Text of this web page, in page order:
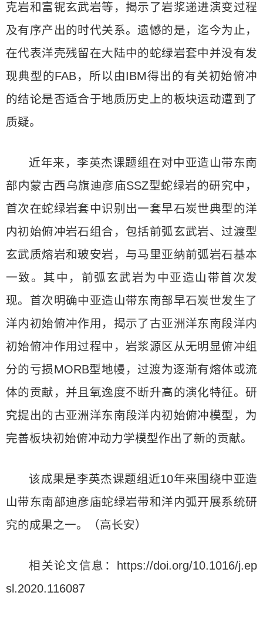
克岩和富铌玄武岩等，揭示了岩浆递进演变过程
及有序产出的时代关系。遗憾的是，迄今为止，
在代表洋壳残留在大陆中的蛇绿岩套中并没有发
现典型的FAB，所以由IBM得出的有关初始俯冲
的结论是否适合于地质历史上的板块运动遭到了
质疑。
近年来，李英杰课题组在对中亚造山带东南
部内蒙古西乌旗迪彦庙SSZ型蛇绿岩的研究中，
首次在蛇绿岩套中识别出一套早石炭世典型的洋
内初始俯冲岩石组合，包括前弧玄武岩、过渡型
玄武质熔岩和玻安岩，与马里亚纳前弧岩石基本
一致。其中，前弧玄武岩为中亚造山带首次发
现。首次明确中亚造山带东南部早石炭世发生了
洋内初始俯冲作用，揭示了古亚洲洋东南段洋内
初始俯冲作用过程中，岩浆源区从无明显俯冲组
分的亏损MORB型地幔，过渡为逐渐有熔体或流
体的贡献，并且氧逸度不断升高的演化特征。研
究提出的古亚洲洋东南段洋内初始俯冲模型，为
完善板块初始俯冲动力学模型作出了新的贡献。
该成果是李英杰课题组近10年来围绕中亚造
山带东南部迪彦庙蛇绿岩带和洋内弧开展系统研
究的成果之一。（高长安）
相关论文信息：https://doi.org/10.1016/j.ep
sl.2020.116087